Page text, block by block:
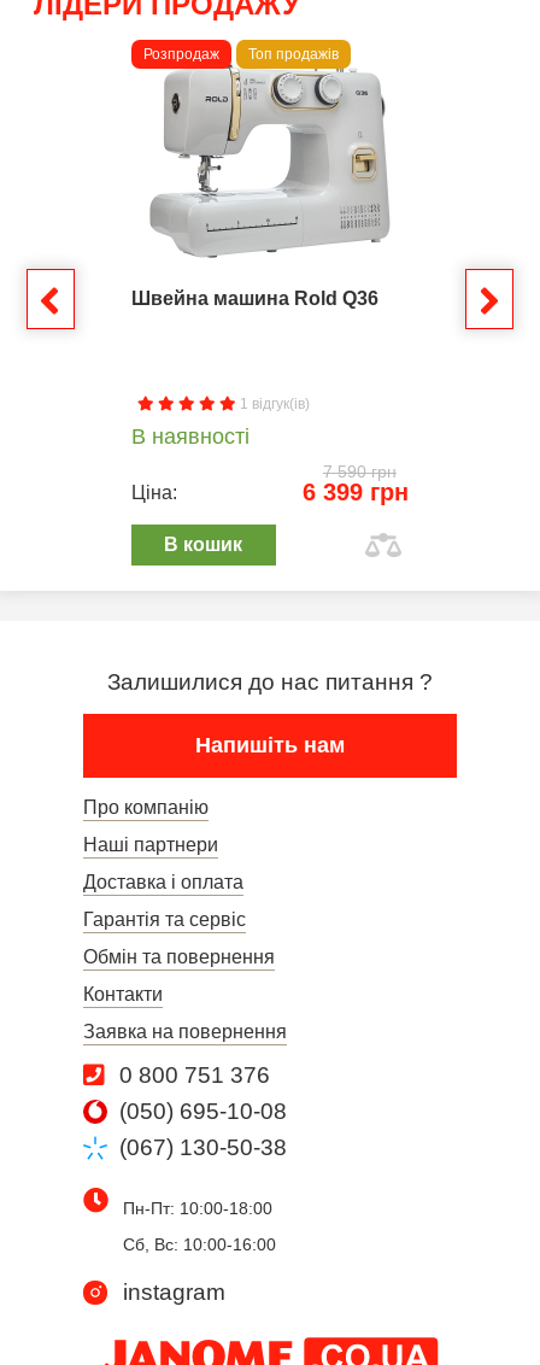
Розпродаж Топ продажів
Швейна машина Rold Q36
1 відгук(ів)
В наявності
7 590 грн
Ціна: 6 399 грн
В кошик
Залишилися до нас питання ?
Напишіть нам
Про компанію
Наші партнери
Доставка і оплата
Гарантія та сервіс
Обмін та повернення
Контакти
Заявка на повернення
0 800 751 376
(050) 695-10-08
(067) 130-50-38
Пн-Пт: 10:00-18:00
Сб, Вс: 10:00-16:00
instagram